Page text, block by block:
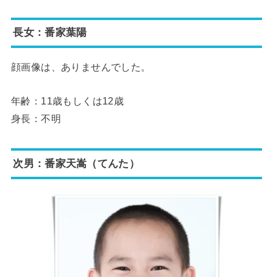
長女：番家葉陽
顔画像は、ありませんでした。
年齢：11歳もしくは12歳
身長：不明
次男：番家天嵩（てんた）